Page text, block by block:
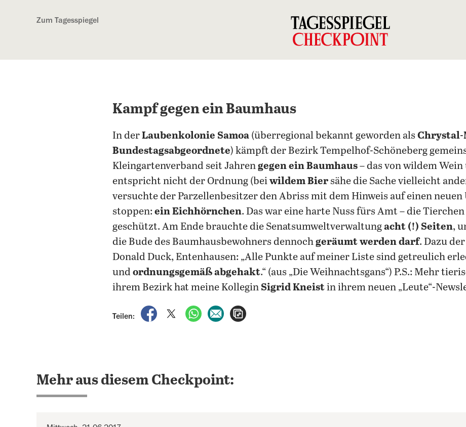
Zum Tagesspiegel
Kampf gegen ein Baumhaus
In derLaubenkolonie Samoa (überregional bekannt geworden als
Bundestagsabgeordnete) kämpft der Bezirk Tempelhof-Schöneberg
Kleingartenverband seit Jahrengegen ein Baumhaus– das von wildem
entspricht nicht der Ordnung (beiwildem Bier sähe die Sache vielleicht
versuchte der Parzellenbesitzer den Abriss mit dem Hinweis auf einen
stoppen:ein Eichhörnchen. Das war eine harte Nuss fürs Amt – die
geschützt. Am Ende brauchte die Senatsumweltverwaltungacht (!) Seiten,
die Bude des Baumhausbewohners dennochgeräumt werden darf. Dazu
Donald Duck, Entenhausen: „Alle Punkte auf meiner Liste sind getreulich
undordnungsgemäß abgehakt.“ (aus „Die Weihnachtsgans“) P.S.: Mehr
ihrem Bezirk hat meine Kollegin Sigrid Kneistin ihrem neuen „Leute“-
Teilen:
auf Facebook teilen
auf X teilenper WhatsApp teilen
per E-Mail teilen
Mehr aus diesem Checkpoint: